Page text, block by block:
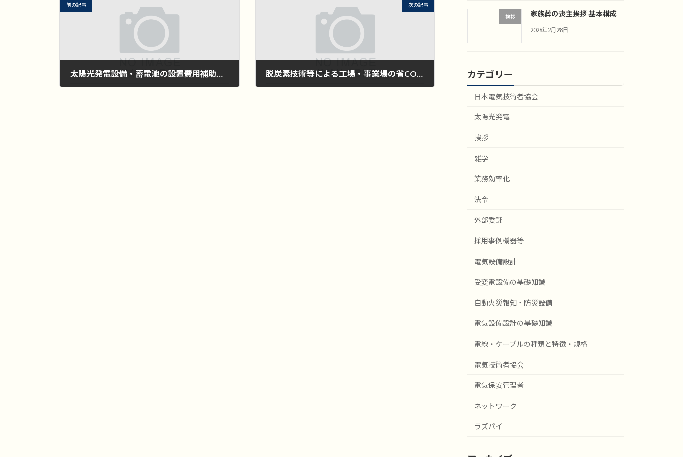
前の記事 次の記事
挨拶 家族葬の喪主挨拶 基本構成
2026年2月28日
カテゴリー
日本電気技術者協会
太陽光発電
挨拶
雑学
業務効率化
法令
外部委託
採用事例機器等
電気設備設計
受変電設備の基礎知識
自動火災報知・防災設備
電気設備設計の基礎知識
電線・ケーブルの種類と特徴・規格
電気技術者協会
電気保安管理者
ネットワーク
ラズパイ